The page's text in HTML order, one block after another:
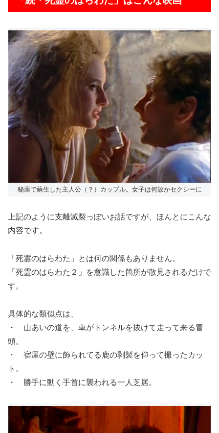
秘薬で蘇生した主人公（？）カップル。女子は何故かセクシーに
上記のように支離滅裂っぽいお話ですが、ほんとにこんな
内容です。
「死霊のはらわた」とは何の関係もありません。
「死霊のはらわた２」を意識した箇所が散見されるだけで
す。
具体的な類似点は、
・ 山あいの道を、車がトンネルを抜けて走って来る冒
頭。
・ 宿屋の壁に飾られてる鹿の剥製を仰って撮ったカッ
ト。
・ 勝手に動く手首に襲われる一人芝居。